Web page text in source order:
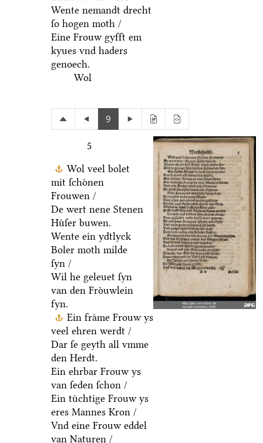
Wente nemandt drecht
ſo hogen moth /
Eine Frouw gyfft em
kyues vnd haders
genoech.
Wol
9
5
Wol veel bolet
mit ſchoͤnen
Frouwen /
De wert nene Stenen
Huͤſer buwen.
Wente ein ydtlyck
Boler moth milde
ſyn /
Wil he geleuet ſyn
van den Froͤuwlein
fyn.
Ein fraͤme Frouw ys
veel ehren werdt /
Dar ſe geyth all vmme
den Herdt.
Ein ehrbar Frouw ys
van ſeden ſchon /
Ein tuͤchtige Frouw ys
eres Mannes Kron /
Vnd eine Frouw eddel
van Naturen /